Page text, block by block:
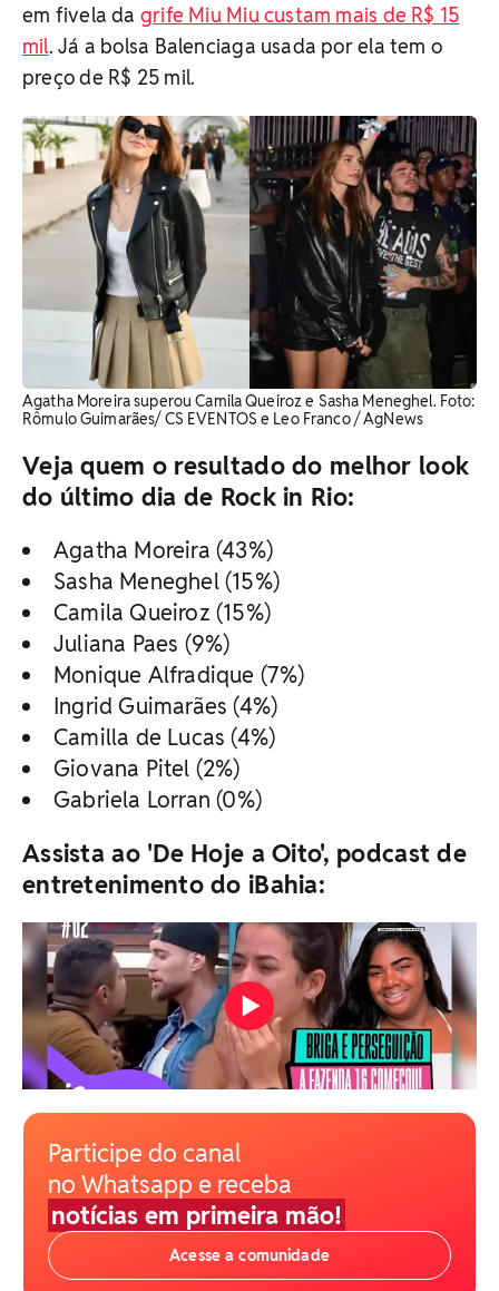
em fivela da grife Miu Miu custam mais de R$ 15
mil. Já a bolsa Balenciaga usada por ela tem o
preço de R$ 25 mil.
Agatha Moreira superou Camila Queiroz e Sasha Meneghel. Foto:
Rômulo Guimarães/ CS EVENTOS e Leo Franco / AgNews
Veja quem o resultado do melhor look
do último dia de Rock in Rio:
Agatha Moreira (43%)
Sasha Meneghel (15%)
Camila Queiroz (15%)
Juliana Paes (9%)
Monique Alfradique (7%)
Ingrid Guimarães (4%)
Camilla de Lucas (4%)
Giovana Pitel (2%)
Gabriela Lorran (0%)
Assista ao 'De Hoje a Oito', podcast de
entretenimento do iBahia:
Participe do canal
no Whatsapp e receba
notícias em primeira mão!
Acesse a comunidade